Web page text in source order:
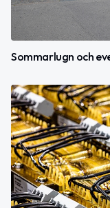
Sommarlugn och